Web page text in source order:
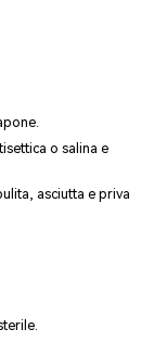
o salina e
asciutta e priva